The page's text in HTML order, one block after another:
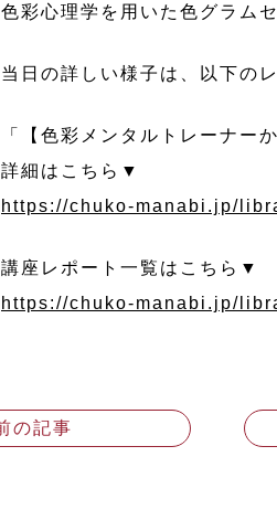
色彩心理学を用いた色グラム
当日の詳しい様子は、以下の
「【色彩メンタルトレーナー
詳細はこちら▼
https://chuko-manabi.jp/
講座レポート一覧はこちら▼
https://chuko-manabi.jp/
の記事